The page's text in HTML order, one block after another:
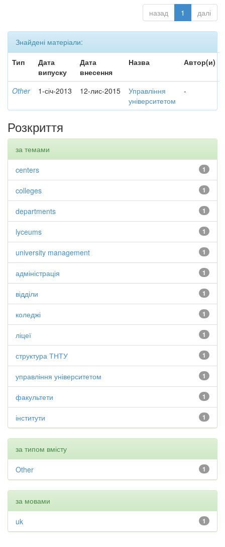
назад 1 далі
Знайдені матеріали:
Тип
Дата
випуску
Дата
внесення
Назва Автор(и)
Other 1-січ-2013 12-лис-2015
Управління
університетом
-
Розкриття
за темами
1
centers
1
colleges
1
departments
1
lyceums
1
university management
1
адміністрація
1
відділи
1
коледжі
1
ліцеї
1
структура ТНТУ
1
управління університетом
1
факультети
1
інститути
за типом вмісту
1
Other
за мовами
1
uk